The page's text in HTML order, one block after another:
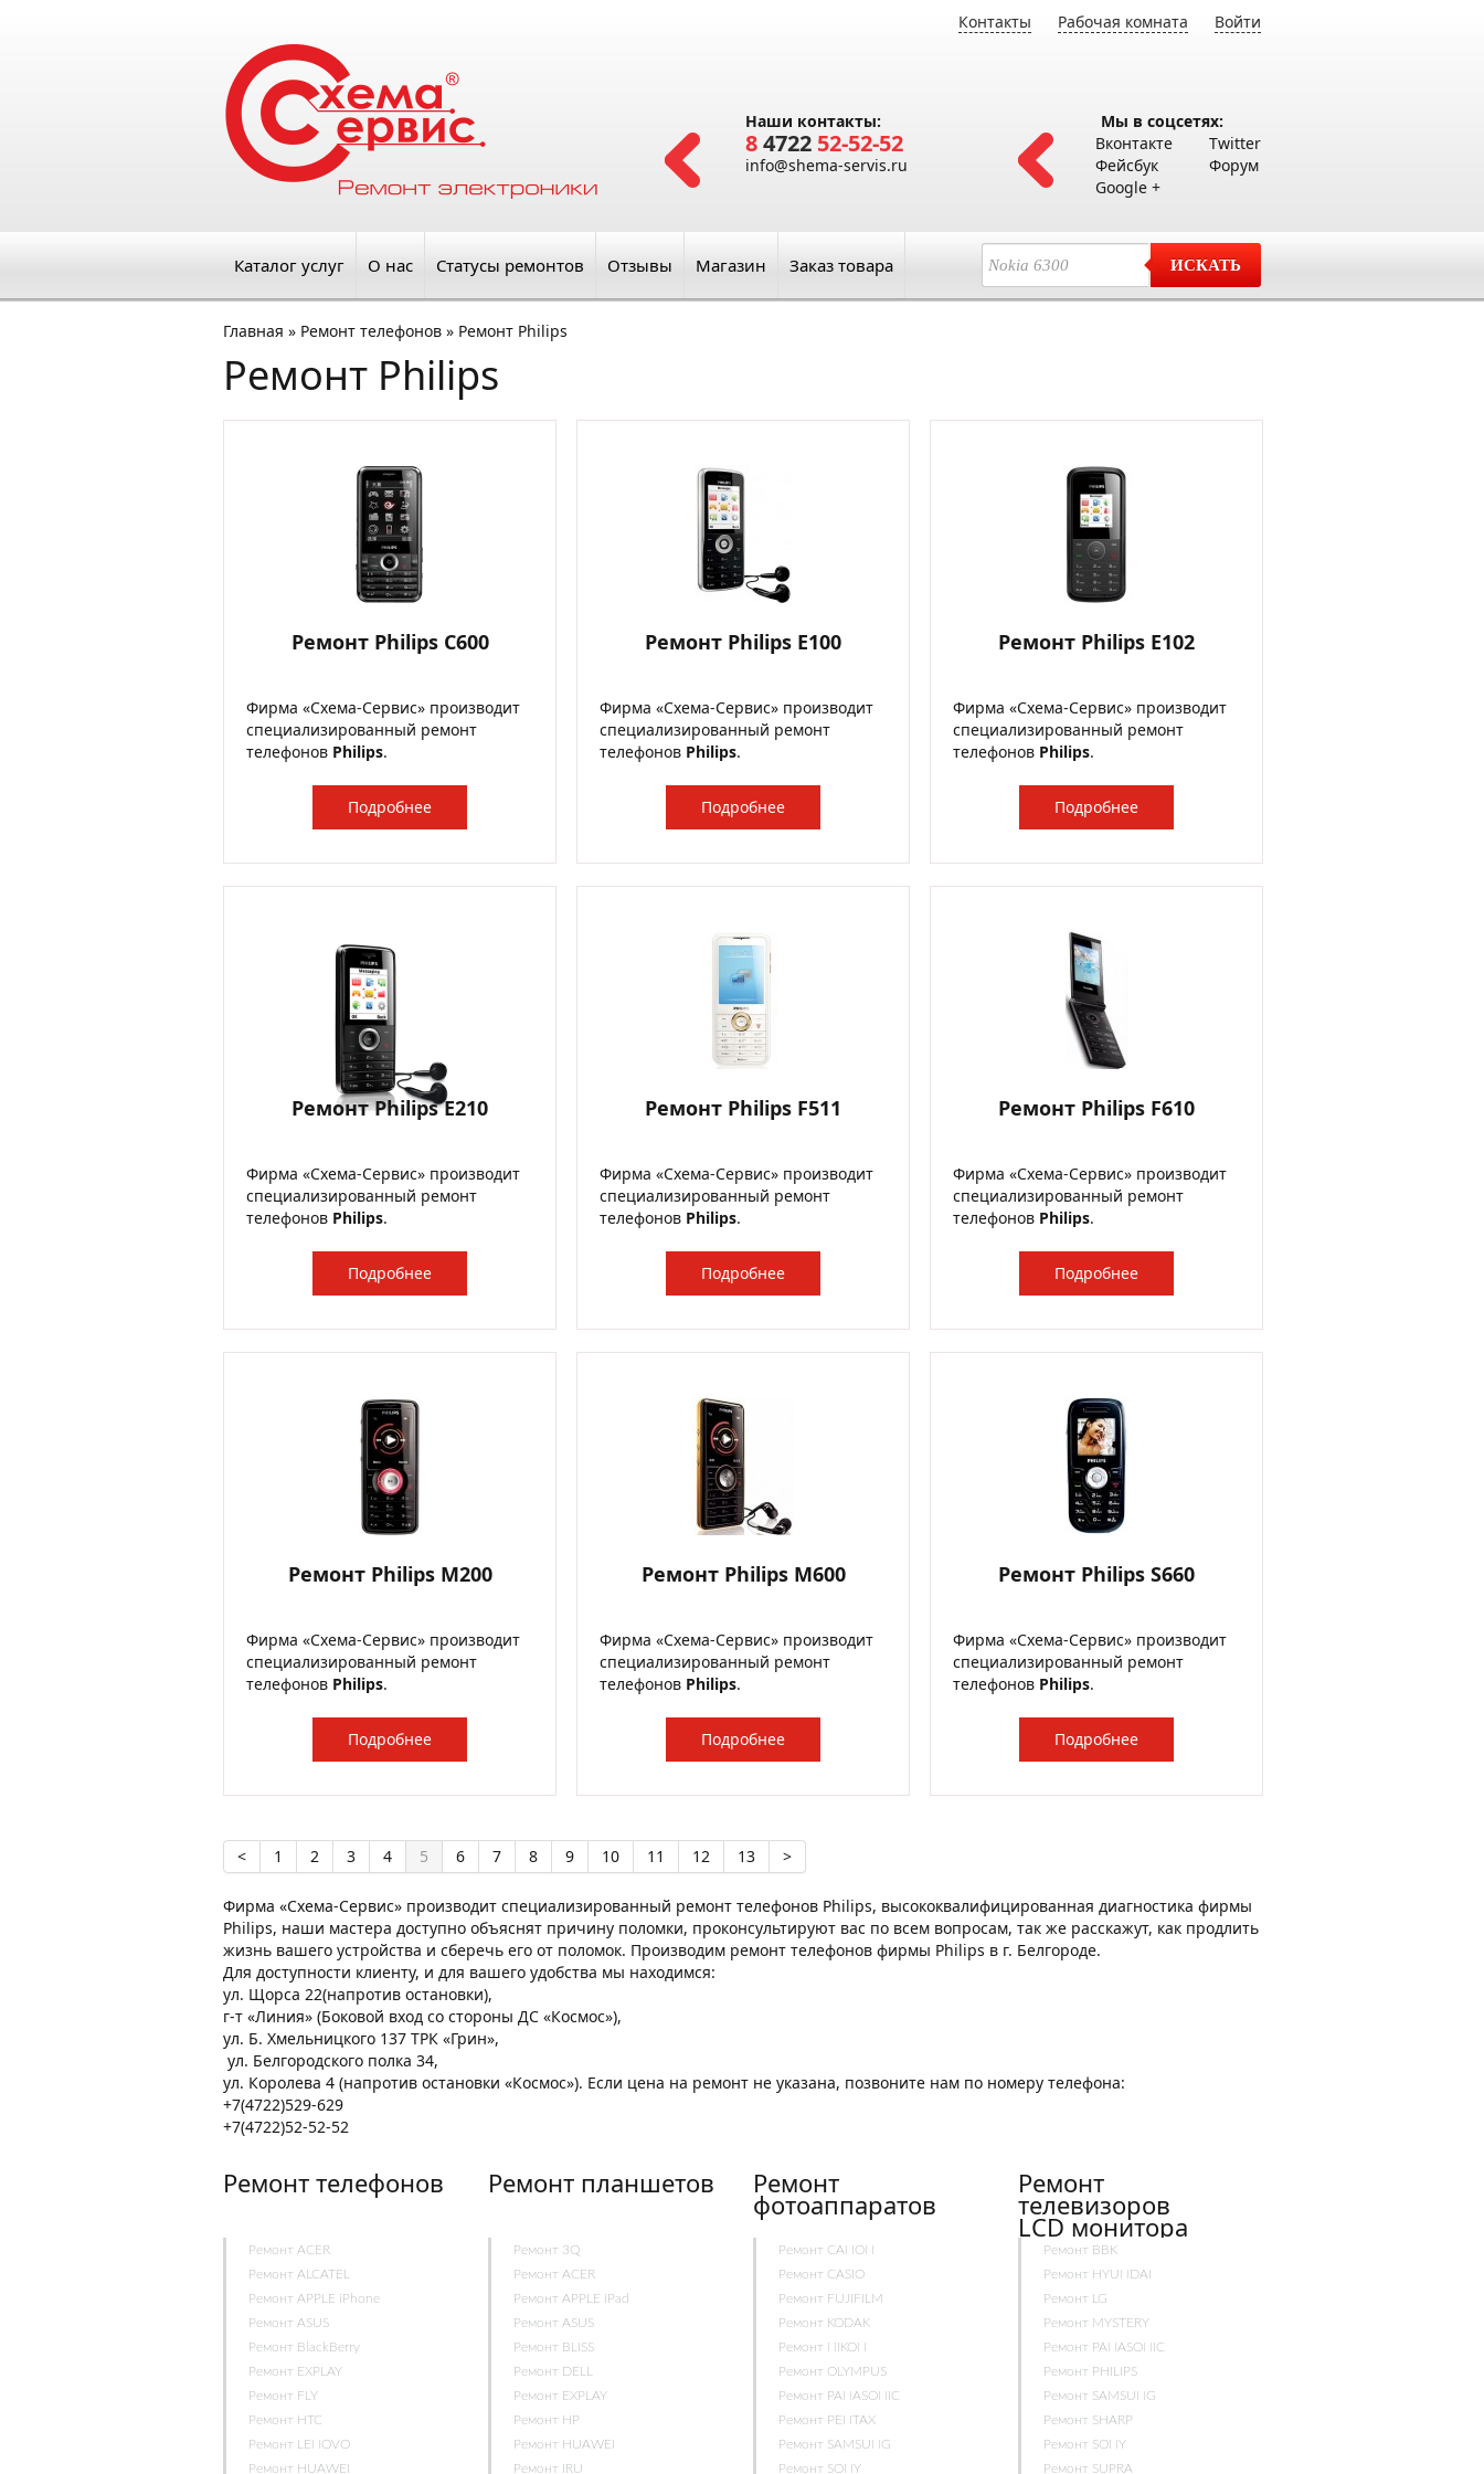
Контакты Рабочая комната Войти
Наши контакты:
84722 52-52-52
info@shema-servis.ru
Мы в соцсетях:
Вконтакте
Фейсбук
Google +
Twitter
Форум
Каталог услуг О нас Статусы ремонтов Отзывы Магазин Заказ товара ИСКАТЬ
Главная » Ремонт телефонов » Ремонт Philips
Ремонт Philips
Ремонт Philips C600
Фирма «Схема-Сервис» производит
специализированный ремонт
телефонов Philips.
Подробнее
Ремонт Philips E100
Фирма «Схема-Сервис» производит
специализированный ремонт
телефонов Philips.
Подробнее
Ремонт Philips E102
Фирма «Схема-Сервис» производит
специализированный ремонт
телефонов Philips.
Подробнее
Ремонт Philips E210
Фирма «Схема-Сервис» производит
специализированный ремонт
телефонов Philips.
Подробнее
Ремонт Philips F511
Фирма «Схема-Сервис» производит
специализированный ремонт
телефонов Philips.
Подробнее
Ремонт Philips F610
Фирма «Схема-Сервис» производит
специализированный ремонт
телефонов Philips.
Подробнее
Ремонт Philips M200
Фирма «Схема-Сервис» производит
специализированный ремонт
телефонов Philips.
Подробнее
Ремонт Philips M600
Фирма «Схема-Сервис» производит
специализированный ремонт
телефонов Philips.
Подробнее
Ремонт Philips S660
Фирма «Схема-Сервис» производит
специализированный ремонт
телефонов Philips.
Подробнее
< 1 2 3 4 5 6 7 8 9 10 11 12 13 >
Фирма «Схема-Сервис» производит специализированный ремонт телефонов Philips, высококвалифицированная диагностика фирмы
Philips, наши мастера доступно объяснят причину поломки, проконсультируют вас по всем вопросам, так же расскажут, как продлить
жизнь вашего устройства и сберечь его от поломок. Производим ремонт телефонов фирмы Philips в г. Белгороде.
Для доступности клиенту, и для вашего удобства мы находимся:
ул. Щорса 22(напротив остановки),
г-т «Линия» (Боковой вход со стороны ДС «Космос»),
ул. Б. Хмельницкого 137 ТРК «Грин»,
ул. Белгородского полка 34,
ул. Королева 4 (напротив остановки «Космос»). Если цена на ремонт не указана, позвоните нам по номеру телефона:
+7(4722)529-629
+7(4722)52-52-52
Ремонт телефонов
Ремонт ACER
Ремонт ALCATEL
Ремонт APPLE iPhone
Ремонт ASUS
Ремонт BlackBerry
Ремонт EXPLAY
Ремонт FLY
Ремонт HTC
Ремонт LENOVO
Ремонт HUAWEI
Ремонт планшетов
Ремонт 3Q
Ремонт ACER
Ремонт APPLE iPad
Ремонт ASUS
Ремонт BLISS
Ремонт DELL
Ремонт EXPLAY
Ремонт HP
Ремонт HUAWEI
Ремонт IRU
Ремонт
фотоаппаратов
Ремонт CANON
Ремонт CASIO
Ремонт FUJIFILM
Ремонт KODAK
Ремонт NIKON
Ремонт OLYMPUS
Ремонт PANASONIC
Ремонт PENTAX
Ремонт SAMSUNG
Ремонт SONY
Ремонт
телевизоров
LCD монитора
Ремонт BBK
Ремонт HYUNDAI
Ремонт LG
Ремонт MYSTERY
Ремонт PANASONIC
Ремонт PHILIPS
Ремонт SAMSUNG
Ремонт SHARP
Ремонт SONY
Ремонт SUPRA